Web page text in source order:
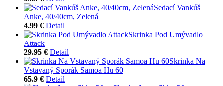
Sedací Vankúš
Anke, 40/40cm, Zelená
4.99 € Detail
Skrinka Pod Umývadlo
Attack
29.95 € Detail
Skrinka Na
Vstavaný Sporák Samoa Hu 60
65.9 € Detail